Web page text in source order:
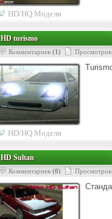
HD/HQ Модели
HD turismo
Комментариев (1)
HD/HQ Модели
HD Sultan
Комментариев (0)